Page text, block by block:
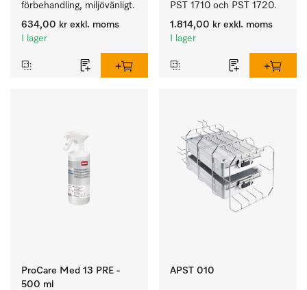
förbehandling, miljövänligt.
634,00 kr exkl. moms
I lager
PST 1710 och PST 1720.
1.814,00 kr exkl. moms
I lager
ProCare Med 13 PRE -
500 ml
APST 010